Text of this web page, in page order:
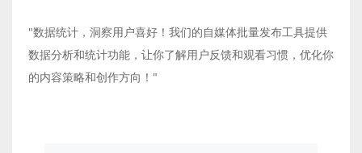
"数据统计，洞察用户喜好！我们的自媒体批量发布工具提供
数据分析和统计功能，让你了解用户反馈和观看习惯，优化你
的内容策略和创作方向！"